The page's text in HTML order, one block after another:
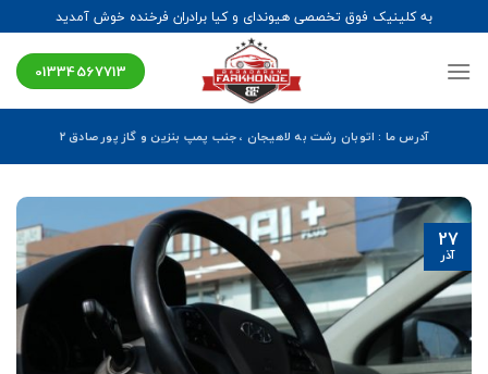
to
content
به کلینیک فوق تخصصی هیوندای و کیا برادران فرخنده خوش آمدید
01334567713
آدرس ما : اتوبان رشت به لاهیجان ، جنب پمپ بنزین و گاز پور صادق ۲
27
آذر